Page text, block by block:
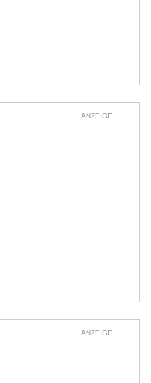
ANZEIGE
ANZEIGE